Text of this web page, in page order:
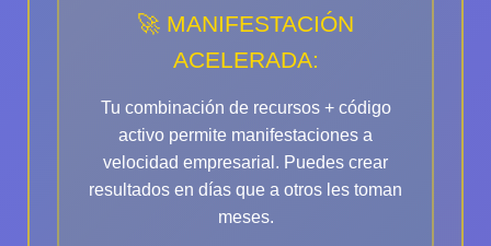
🚀 MANIFESTACIÓN
ACELERADA:
Tu combinación de recursos + código
activo permite manifestaciones a
velocidad empresarial. Puedes crear
resultados en días que a otros les toman
meses.